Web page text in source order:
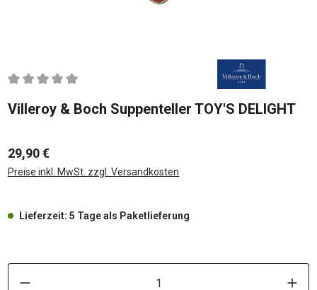
Durchschnittliche Bewertung von 0 von 5 Sternen
Villeroy & Boch Suppenteller TOY'S DELIGHT
29,90 €
Preise inkl. MwSt. zzgl. Versandkosten
Lieferzeit: 5 Tage als Paketlieferung